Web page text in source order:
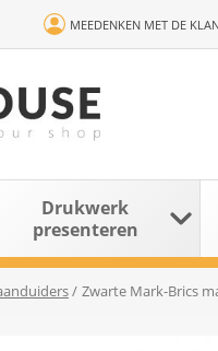
MEEDENKEN MET DE
Drukwerk
presenteren
/ Zwarte Mark-Brics